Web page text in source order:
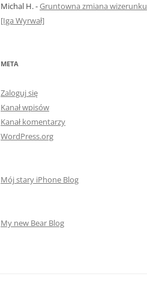
Michal H.-Gruntowna zmiana wizerunku
[Iga Wyrwał]
META
Zaloguj się
Kanał wpisów
Kanał komentarzy
WordPress.org
Mój stary iPhone Blog
My new Bear Blog